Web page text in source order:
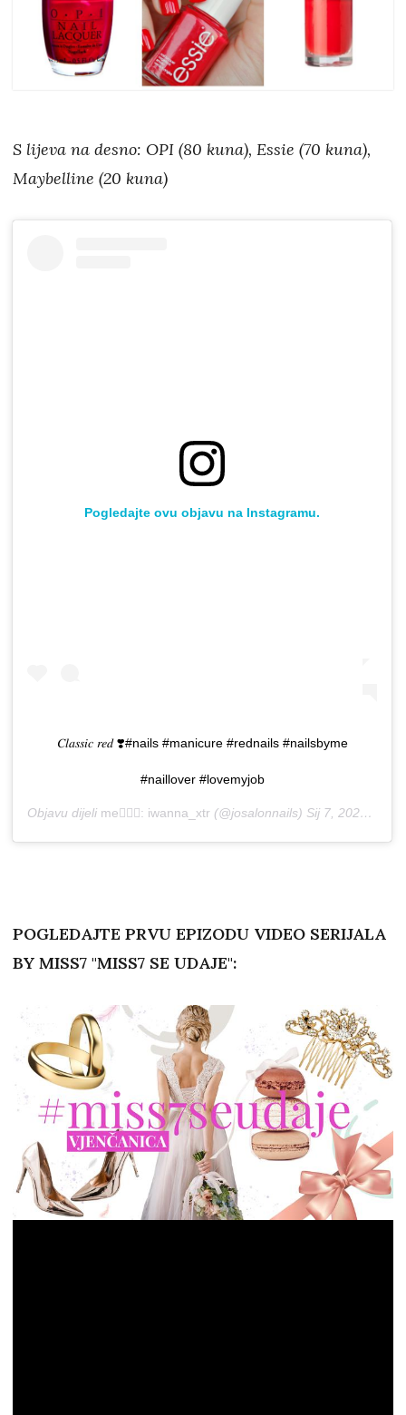
S lijeva na desno: OPI (80 kuna), Essie (70 kuna),
Maybelline (20 kuna)
Pogledajte ovu objavu na Instagramu.
𝐶𝑙𝑎𝑠𝑠𝑖𝑐 𝑟𝑒𝑑 ❣️#nails #manicure #rednails #nailsbyme
#naillover #lovemyjob
Objavu dijeli me🙋🏼‍♀️: iwanna_xtr (@josalonnails) Sij 7, 2020 u 2:12 PST
POGLEDAJTE PRVU EPIZODU VIDEO SERIJALA
BY MISS7 "MISS7 SE UDAJE":